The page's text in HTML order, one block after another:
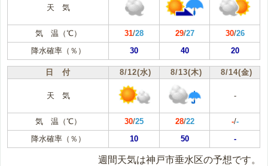
天 気
気 温（℃） 31/28 29/27 30/26
降水確率（％）
30 40 20
日 付 8/12(水) 8/13(木) 8/14(金)
天 気 -
気 温（℃） 30/25 28/22 -/-
降水確率（％）
10 50 -
週間天気は神戸市垂水区の予想です。